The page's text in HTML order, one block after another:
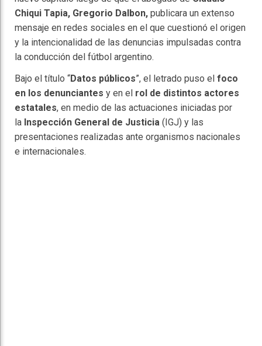
Chiqui Tapia, Gregorio Dalbon, publicara un extenso
mensaje en redes sociales en el que cuestionó el origen
y la intencionalidad de las denuncias impulsadas contra
la conducción del fútbol argentino.
Bajo el título “Datos públicos”, el letrado puso el foco
en los denunciantes y en el rol de distintos actores
estatales, en medio de las actuaciones iniciadas por
la Inspección General de Justicia (IGJ) y las
presentaciones realizadas ante organismos nacionales
e internacionales.